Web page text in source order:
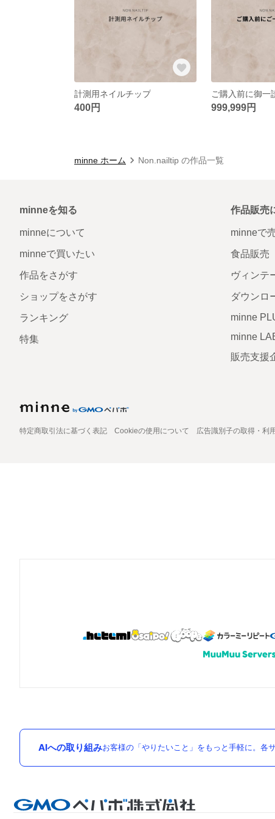
計測用ネイルチップ
400円
ご購入前に御一
999,999円
minne ホーム Non.nailtip の作品一覧
minneを知る
minneについて
minneで買いたい
作品をさがす
ショップをさがす
ランキング
特集
作品販売
minneで
食品販売
ヴィンテ
ダウンロ
minne
minne
販売支援
特定商取引法に基づく表記 Cookieの使用について 広告識別子の取得・利用
AIへの取り組みお客様の「やりたいこと」をもっと手軽に。各